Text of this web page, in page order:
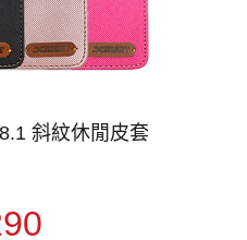
斜紋休閒皮套